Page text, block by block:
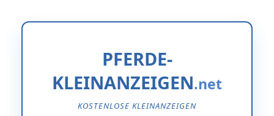
PFERDE-
KLEINANZEIGEN
KOSTENLOSE KLEINANZEIGEN